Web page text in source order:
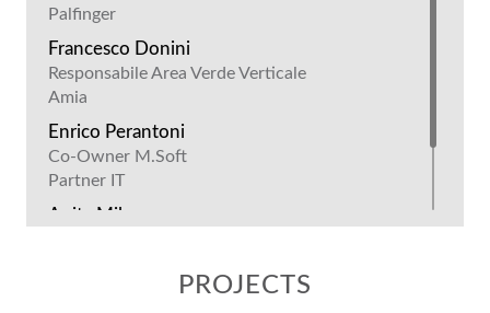
Palfinger
Francesco Donini
Responsabile Area Verde Verticale
Amia
Enrico Perantoni
Co-Owner M.Soft
Partner IT
Anita Milanese
PROJECTS